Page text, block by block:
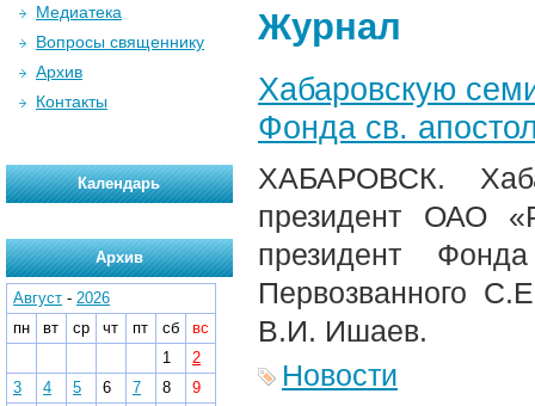
Журнал
Хабаровскую
Фонда св.
ХАБАРОВСК.
президент ОАО
президент
Первозванного
В.И. Ишаев.
Новости
Медиатека
Вопросы священнику
Архив
Контакты
Календарь
Архив
Август - 2026
пн
вт ср чт пт сб
вс
1
2
3
4 5 6 7 8
9